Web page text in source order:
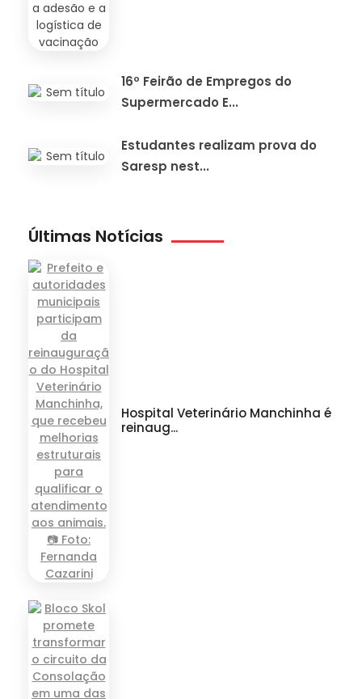
16º Feirão de Empregos do
Supermercado E...
Estudantes realizam prova do
Saresp nest...
Últimas Notícias
Hospital Veterinário Manchinha é
reinaug...